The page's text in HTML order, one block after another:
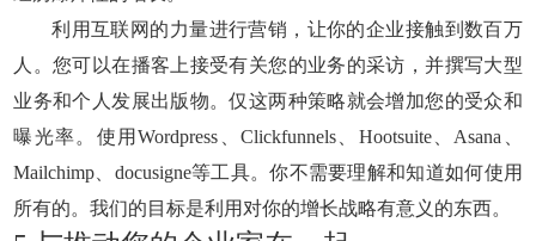
利用互联网的力量进行营销，让你的企业接触到数百万
人。您可以在播客上接受有关您的业务的采访，并撰写大型
业务和个人发展出版物。仅这两种策略就会增加您的受众和
曝光率。使用Wordpress、Clickfunnels、Hootsuite、Asana、
Mailchimp、docusigne等工具。你不需要理解和知道如何使用
所有的。我们的目标是利用对你的增长战略有意义的东西。